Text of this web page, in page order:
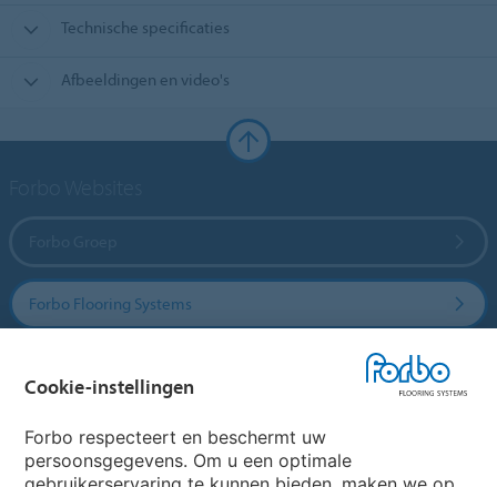
Technische specificaties
Afbeeldingen en video's
Forbo Flooring Systems
Website
Cookie-instellingen
Forbo respecteert en beschermt uw
persoonsgegevens. Om u een optimale